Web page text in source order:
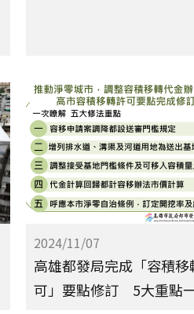
2024/11/07
高雄都發局完成「容積移
可」要點修訂 5大重點